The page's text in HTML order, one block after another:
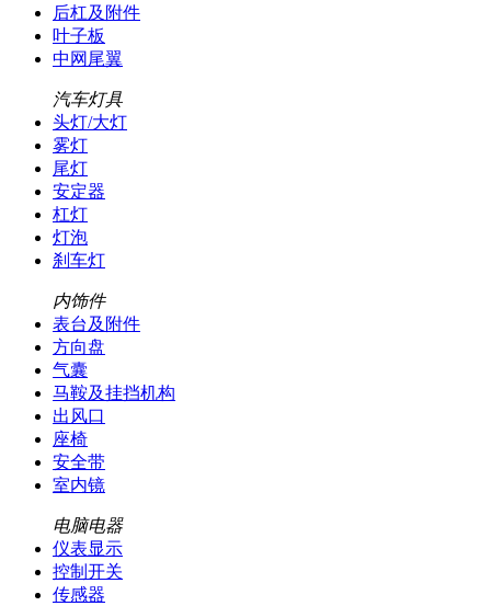
后杠及附件
叶子板
中网尾翼
汽车灯具
头灯/大灯
雾灯
尾灯
安定器
杠灯
灯泡
刹车灯
内饰件
表台及附件
方向盘
气囊
马鞍及挂挡机构
出风口
座椅
安全带
室内镜
电脑电器
仪表显示
控制开关
传感器